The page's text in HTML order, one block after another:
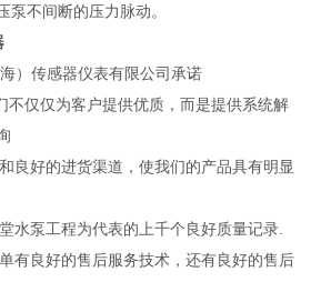
泵不间断的压力脉动。
）传感器仪表有限公司承诺
不仅仅为客户提供优质，而是提供系统解
良好的进货渠道，使我们的产品具有明显
水泵工程为代表的上千个良好质量记录.
有良好的售后服务技术，还有良好的售后